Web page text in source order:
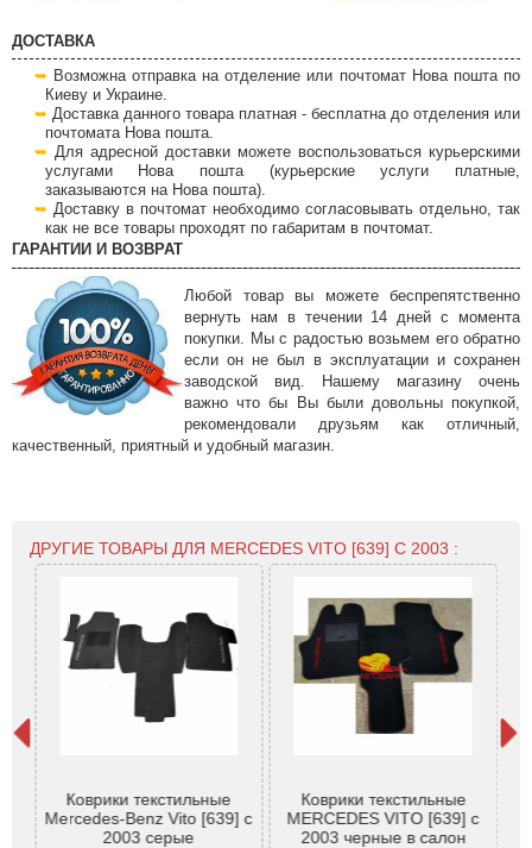
ДОСТАВКА
Возможна отправка на отделение или почтомат Нова пошта по
Киеву и Украине.
Доставка данного товара платная - бесплатна до отделения или
почтомата Нова пошта.
Для адресной доставки можете воспользоваться курьерскими
услугами Нова пошта (курьерские услуги платные,
заказываются на Нова пошта).
Доставку в почтомат необходимо согласовывать отдельно, так
как не все товары проходят по габаритам в почтомат.
ГАРАНТИИ И ВОЗВРАТ
Любой товар вы можете беспрепятственно
вернуть нам в течении 14 дней с момента
покупки. Мы с радостью возьмем его обратно
если он не был в эксплуатации и сохранен
заводской вид. Нашему магазину очень
важно что бы Вы были довольны покупкой,
рекомендовали друзьям как отличный,
качественный, приятный и удобный магазин.
ДРУГИЕ ТОВАРЫ ДЛЯ MERCEDES VITO [639] С 2003 :
Коврики текстильные
Mercedes-Benz Vito [639] с
2003 серые
Коврики текстильные
MERCEDES VITO [639] с
2003 черные в салон